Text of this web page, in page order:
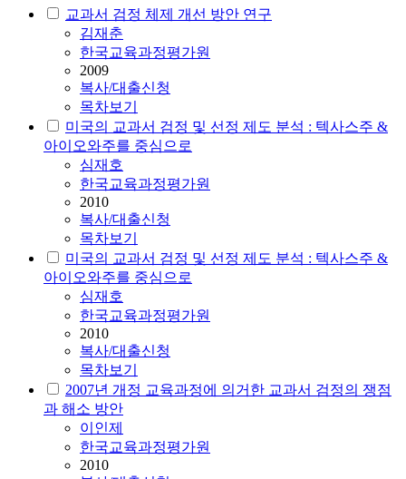
교과서 검정 체제 개선 방안 연구
김재춘
한국교육과정평가원
2009
복사/대출신청
목차보기
미국의 교과서 검정 및 선정 제도 분석 : 텍사스주 &
아이오와주를 중심으로
심재호
한국교육과정평가원
2010
복사/대출신청
목차보기
미국의 교과서 검정 및 선정 제도 분석 : 텍사스주 &
아이오와주를 중심으로
심재호
한국교육과정평가원
2010
복사/대출신청
목차보기
2007년 개정 교육과정에 의거한 교과서 검정의 쟁점
과 해소 방안
이인제
한국교육과정평가원
2010